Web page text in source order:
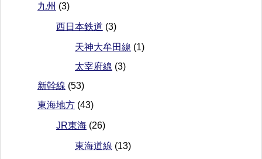
九州 (3)
西日本鉄道 (3)
天神大牟田線 (1)
太宰府線 (3)
新幹線 (53)
東海地方 (43)
JR東海 (26)
東海道線 (13)